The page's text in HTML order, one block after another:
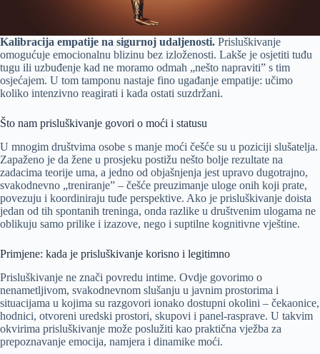
Kalibracija empatije na sigurnoj udaljenosti. Prisluškivanje
omogućuje emocionalnu blizinu bez izloženosti. Lakše je osjetiti tuđu
tugu ili uzbuđenje kad ne moramo odmah „nešto napraviti” s tim
osjećajem. U tom tamponu nastaje fino ugađanje empatije: učimo
koliko intenzivno reagirati i kada ostati suzdržani.
Što nam prisluškivanje govori o moći i statusu
U mnogim društvima osobe s manje moći češće su u poziciji slušatelja.
Zapaženo je da žene u prosjeku postižu nešto bolje rezultate na
zadacima teorije uma, a jedno od objašnjenja jest upravo dugotrajno,
svakodnevno „treniranje” – češće preuzimanje uloge onih koji prate,
povezuju i koordiniraju tuđe perspektive. Ako je prisluškivanje doista
jedan od tih spontanih treninga, onda razlike u društvenim ulogama ne
oblikuju samo prilike i izazove, nego i suptilne kognitivne vještine.
Primjene: kada je prisluškivanje korisno i legitimno
Prisluškivanje ne znači povredu intime. Ovdje govorimo o
nenametljivom, svakodnevnom slušanju u javnim prostorima i
situacijama u kojima su razgovori ionako dostupni okolini – čekaonice,
hodnici, otvoreni uredski prostori, skupovi i panel-rasprave. U takvim
okvirima prisluškivanje može poslužiti kao praktična vježba za
prepoznavanje emocija, namjera i dinamike moći.